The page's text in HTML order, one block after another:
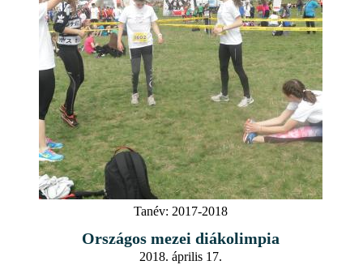
Tanév: 2017-2018
Országos mezei diákolimpia
2018. április 17.